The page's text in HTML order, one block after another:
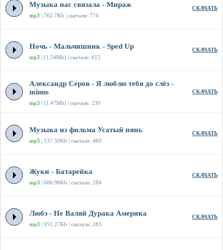
Музыка нас связала - Мираж
mp3 | 762.7Kb | скачали: 774
СКАЧАТЬ
Ночь - Мальчишник - Sped Up
mp3 | (1.54Mb) | скачали: 612
СКАЧАТЬ
Александр Серов - Я люблю тебя до слёз -
minus
mp3 | (1.47Mb) | скачали: 230
СКАЧАТЬ
Музыка из фильма Усатый нянь
mp3 | 137.59Kb | скачали: 469
СКАЧАТЬ
Жуки - Батарейка
mp3 | 606.98Kb | скачали: 284
СКАЧАТЬ
Любэ - Не Валяй Дурака Америка
mp3 | 951.27Kb | скачали: 283
СКАЧАТЬ